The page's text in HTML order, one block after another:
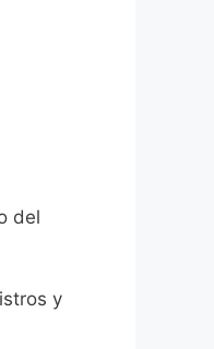
del
y